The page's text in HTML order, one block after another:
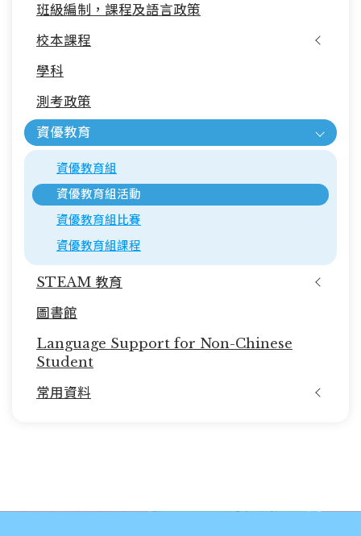
navigation
班級編制，課程及語言政策
校本課程
學科
測考政策
資優教育
資優教育組
資優教育組活動
資優教育組比賽
資優教育組課程
STEAM 教育
圖書館
Language Support for Non-Chinese
Student
常用資料